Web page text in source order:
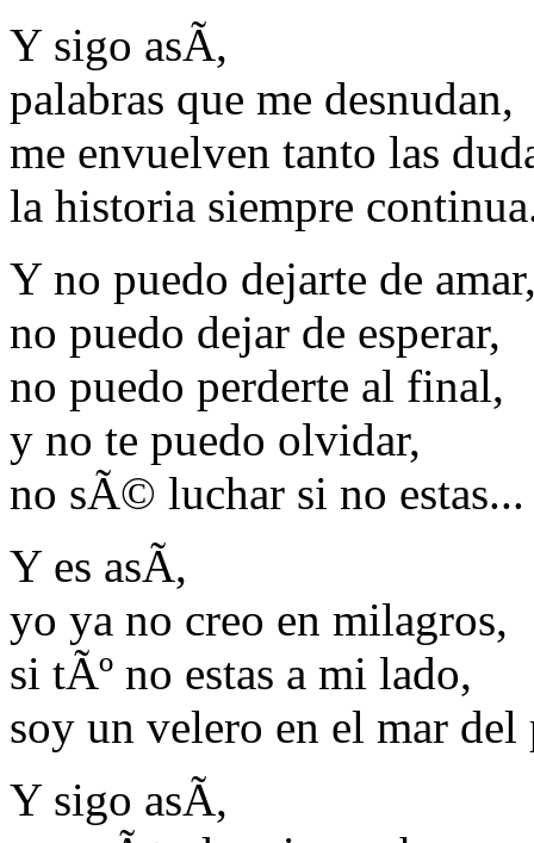
Y sigo asÃ­,
palabras que me desnudan,
me envuelven tanto las
la historia siempre
Y no puedo dejarte de
no puedo dejar de esperar,
no puedo perderte al final,
y no te puedo olvidar,
no sÃ© luchar si no estas...
Y es asÃ­,
yo ya no creo en milagros,
si tÃº no estas a mi lado,
soy un velero en el mar del
Y sigo asÃ­,